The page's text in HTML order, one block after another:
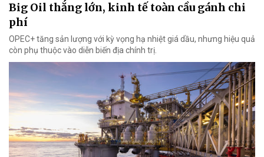
Big Oil thắng lớn, kinh tế toàn cầu gánh chi
phí
OPEC+ tăng sản lượng với kỳ vọng hạ nhiệt giá dầu, nhưng hiệu quả
còn phụ thuộc vào diễn biến địa chính trị.